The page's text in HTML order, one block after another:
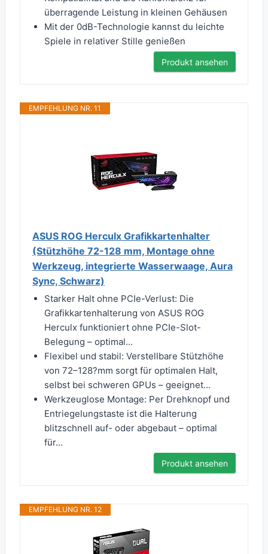
überragende Leistung in kleinen Gehäusen
Mit der 0dB-Technologie kannst du leichte
Spiele in relativer Stille genießen
Produkt ansehen
EMPFEHLUNG NR. 11
ASUS ROG Herculx Grafikkartenhalter
(Stützhöhe 72-128 mm, Montage ohne
Werkzeug, integrierte Wasserwaage, Aura
Sync, Schwarz)
Starker Halt ohne PCIe-Verlust: Die
Grafikkartenhalterung von ASUS ROG
Herculx funktioniert ohne PCIe-Slot-
Belegung – optimal...
Flexibel und stabil: Verstellbare Stützhöhe
von 72–128?mm sorgt für optimalen Halt,
selbst bei schweren GPUs – geeignet...
Werkzeuglose Montage: Per Drehknopf und
Entriegelungstaste ist die Halterung
blitzschnell auf- oder abgebaut – optimal
für...
Produkt ansehen
EMPFEHLUNG NR. 12